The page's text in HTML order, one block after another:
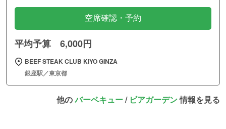
空席確認・予約
平均予算 6,000円
BEEF STEAK CLUB KIYO GINZA
銀座駅／東京都
他のバーベキュー/ ビアガーデン情報を見る